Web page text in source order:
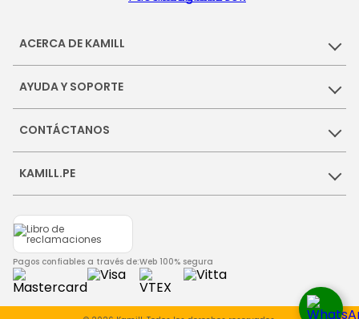
ACERCA DE KAMILL
AYUDA Y SOPORTE
CONTÁCTANOS
KAMILL.PE
Pagos confiables a través de:Web 100% segura